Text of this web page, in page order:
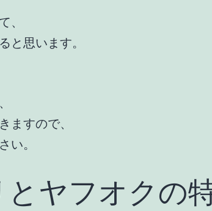
、
と思います。
ますので、
い。
とヤフオクの